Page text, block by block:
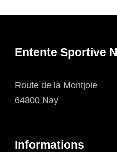
Entente Sportive
Route de la Montjoie
64800 Nay
Informations